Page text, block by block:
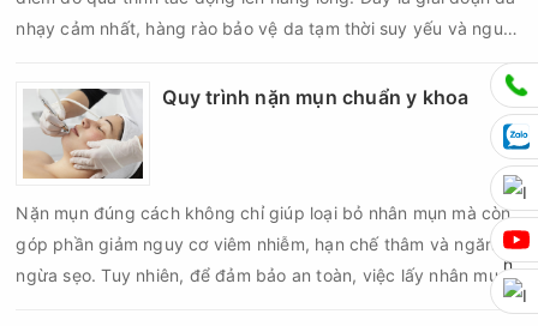
nhạy cảm nhất, hàng rào bảo vệ da tạm thời suy yếu và nguy
cơ viêm nhiễm, thâm sau mụn hoặc hình thành sẹo sẽ tăng lên
nếu chăm sóc không đúng cách. Chính vì vậy, việc chăm sóc
da sau nặn mụn không chỉ giúp vùng da hồi phục nhanh hơn
mà còn góp phần giảm nguy cơ tái phát mụn và hạn chế các
biến chứng về sau.
Quy trình nặn mụn chuẩn y khoa
Nặn mụn đúng cách không chỉ giúp loại bỏ nhân mụn mà còn
góp phần giảm nguy cơ viêm nhiễm, hạn chế thâm và ngăn
ngừa sẹo. Tuy nhiên, để đảm bảo an toàn, việc lấy nhân mụn
cần được thực hiện theo đúng quy trình chuẩn y khoa với đầy